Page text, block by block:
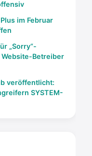
im Februar
„Sorry“-
Website-Betreiber
veröffentlicht:
SYSTEM-